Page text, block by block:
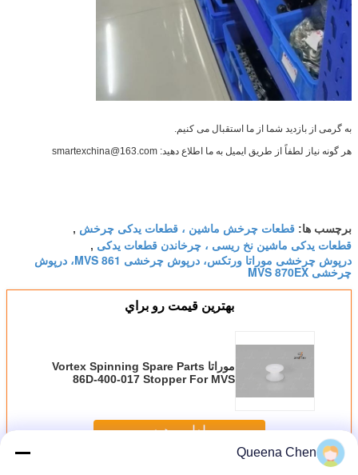
به گرمی از بازدید شما از ما استقبال می کنیم.
هر گونه نیاز لطفاً از طریق ایمیل به ما اطلاع دهید: smartexchina@163.com
برچسب ها: قطعات چرخش ماشین ، قطعات یدکی چرخش ,
قطعات یدکی ماشین نخ ریسی ، چرخاندن قطعات یدکی ,
درپوش چرخشی موراتا ورتکس، درپوش چرخشی MVS 861، درپوش
چرخشی MVS 870EX
بهترين قيمت رو براي
موراتا Vortex Spinning Spare Parts
86D-400-017 Stopper For MVS
ادامه هید
Queena Chen